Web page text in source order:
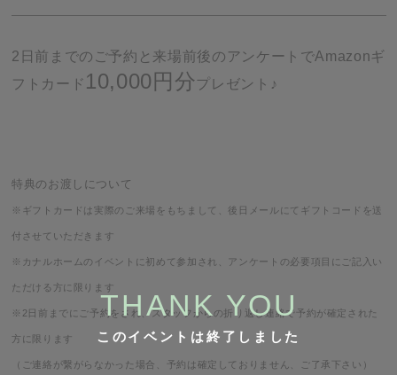
このイベントは終了しました
2日前までのご予約と来場前後のアンケートでAmazonギ
フトカード 10,000円分プレゼント♪
特典のお渡しについて
※ギフトカードは実際のご来場をもちまして、後日メールにてギフトコードを送
付させていただきます
※カナルホームのイベントに初めて参加され、アンケートの必要項目にご記入い
ただける方に限ります
※2日前までにご予約をされ、スタッフからの折り返し連絡で予約が確定された
方に限ります
（ご連絡が繋がらなかった場合、予約は確定しておりません、ご了承下さい）